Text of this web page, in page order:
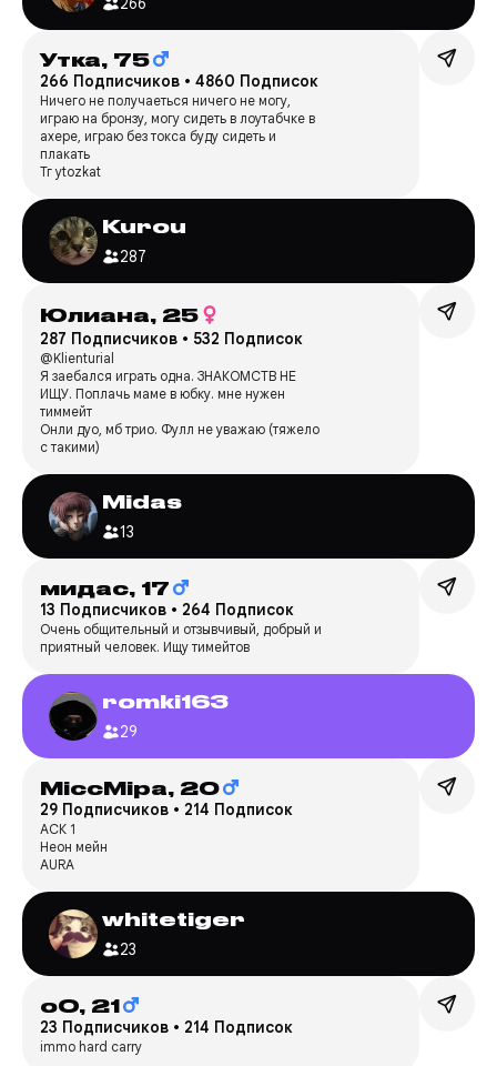
Утка, 75
266 Подписчиков • 4860 Подписок
Ничего не получаеться ничего не могу,
играю на бронзу, могу сидеть в лоутабчке в
ахере, играю без токса буду сидеть и
плакать
Тг ytozkat
Kurou
287
Юлиана, 25
287 Подписчиков • 532 Подписок
@Klienturial
Я заебался играть одна. ЗНАКОМСТВ НЕ
ИЩУ. Поплачь маме в юбку. мне нужен
тиммейт
Онли дуо, мб трио. Фулл не уважаю (тяжело
с такими)
Midas
13
мидас, 17
13 Подписчиков • 264 Подписок
Очень общительный и отзывчивый, добрый и
приятный человек. Ищу тимейтов
romki163
29
MiccMipa, 20
29 Подписчиков • 214 Подписок
АСК 1
Неон мейн
AURA
whitetiger
23
oO, 21
23 Подписчиков • 214 Подписок
immo hard carry